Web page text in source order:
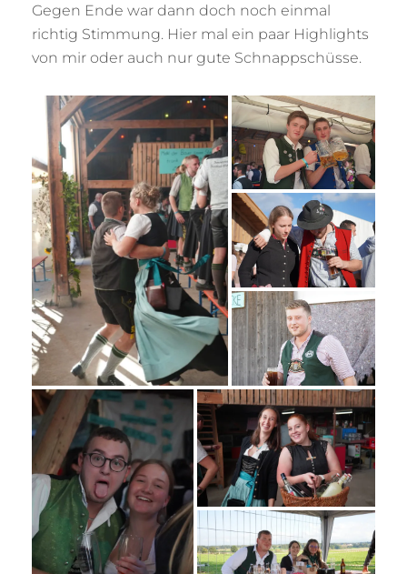
Gegen Ende war dann doch noch einmal
richtig Stimmung. Hier mal ein paar Highlights
von mir oder auch nur gute Schnappschüsse.